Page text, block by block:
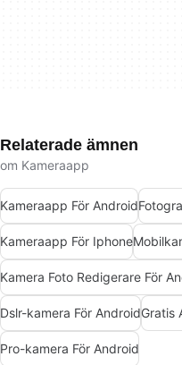
Relaterade ämnen
om Kameraapp
Kameraapp För Android
Kameraapp För Iphone
Kamera Foto Redigerare För
Dslr-kamera För AndroidGratis
Pro-kamera För Android